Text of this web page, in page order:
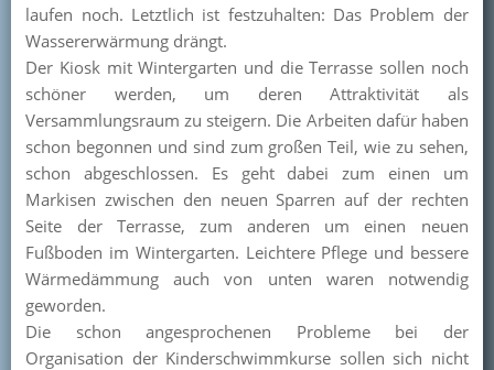
laufen noch. Letztlich ist festzuhalten: Das Problem der
Wassererwärmung drängt.
Der Kiosk mit Wintergarten und die Terrasse sollen noch
schöner werden, um deren Attraktivität als
Versammlungsraum zu steigern. Die Arbeiten dafür haben
schon begonnen und sind zum großen Teil, wie zu sehen,
schon abgeschlossen. Es geht dabei zum einen um
Markisen zwischen den neuen Sparren auf der rechten
Seite der Terrasse, zum anderen um einen neuen
Fußboden im Wintergarten. Leichtere Pflege und bessere
Wärmedämmung auch von unten waren notwendig
geworden.
Die schon angesprochenen Probleme bei der
Organisation der Kinderschwimmkurse sollen sich nicht